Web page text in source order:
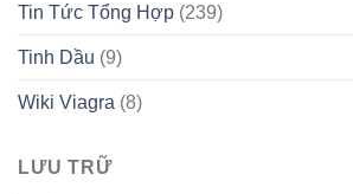
Tin Tức Tổng Hợp (239)
Tinh Dầu (9)
Wiki Viagra (8)
LƯU TRỮ